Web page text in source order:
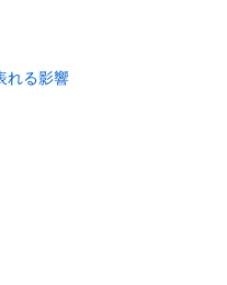
れる影響